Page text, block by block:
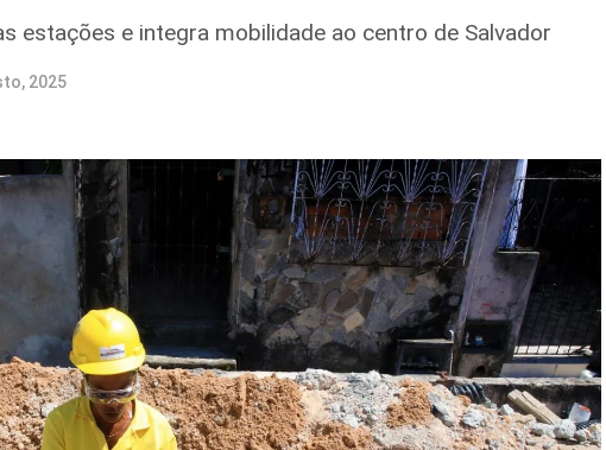
estações e integra mobilidade ao centro de Salvador
2025